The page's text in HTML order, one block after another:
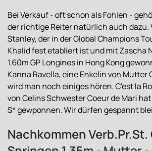
Bei Verkauf - oft schon als Fohlen -
der richtige Reiter natürlich auch dazu.
Stanley, der in der Global Champions
Khalid fest etabliert ist und mit Zascha
1.60m GP Longines in Hong Kong
Kanna Ravella, eine Enkelin von Mutter
wird man noch einiges hören. C'est la
von Celins Schwester Coeur de Mari
S* gewponnen. Wir dürfen gespannt
Nachkommen Verb.Pr.St.